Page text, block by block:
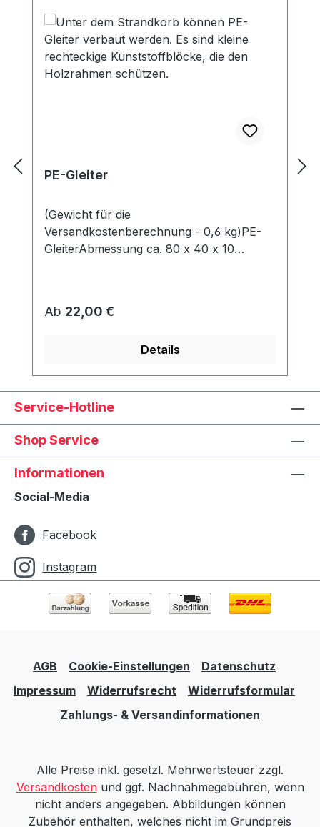
PE-Gleiter
(Gewicht für die
Versandkostenberechnung - 0,6 kg)PE-
GleiterAbmessung ca. 80 x 40 x 10
Regulärer Preis:
Ab 22,00 €
Details
Service-Hotline
Shop Service
Informationen
Social-Media
Facebook
Instagram
AGB Cookie-Einstellungen
Datenschutz
Impressum
Widerrufsrecht
Widerrufsformular
Zahlungs- & Versandinformationen
Alle Preise inkl. gesetzl. Mehrwertsteuer zzgl.
Versandkostenund ggf. Nachnahmegebühren, wenn
nicht anders angegeben. Abbildungen können
Zubehör enthalten, welches nicht im Grundpreis